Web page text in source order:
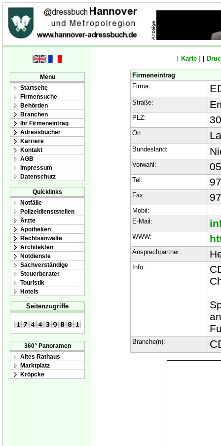
Menu
Startseite
Firmensuche
Behörden
Branchen
Ihr Firmeneintrag
Adressbücher
Karriere
Kontakt
AGB
Impressum
Datenschutz
Quicklinks
Notfälle
Polizeidienststellen
Ärzte
Apotheken
Rechtsanwälte
Architekten
Notdienste
Sachverständige
Steuerberater
Touristik
Hotels
Seitenzugriffe
360° Panoramen
Altes Rathaus
Marktplatz
Kröpcke
[ Karte ] [
Firmeneintrag
Firma:
Straße:
PLZ:
Ort:
Bundesland:
Vorwahl:
Tel:
Fax:
Mobil:
E-Mail:
WWW:
Ansprechpartner:
Info:
Branche(n):